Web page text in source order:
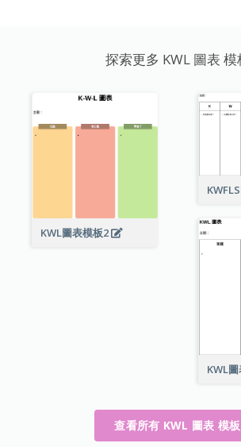
探索更多 KWL 圖表 模
KWL圖表模板2
KWL
查看所有 KWL 圖表 模板